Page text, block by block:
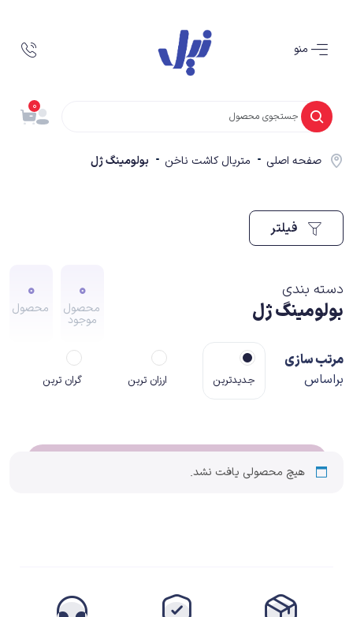
0
صفحه اصلی متریال کاشت ناخن بولومینگ ژل
دسته بندی
بولومینگ ژل
0
محصول
موجود
0
محصول
مرتب سازی
براساس
جدیدترین ارزان ترین گران ترین
هیچ محصولی یافت نشد.